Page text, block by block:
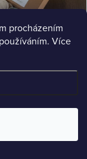
procházením
Více